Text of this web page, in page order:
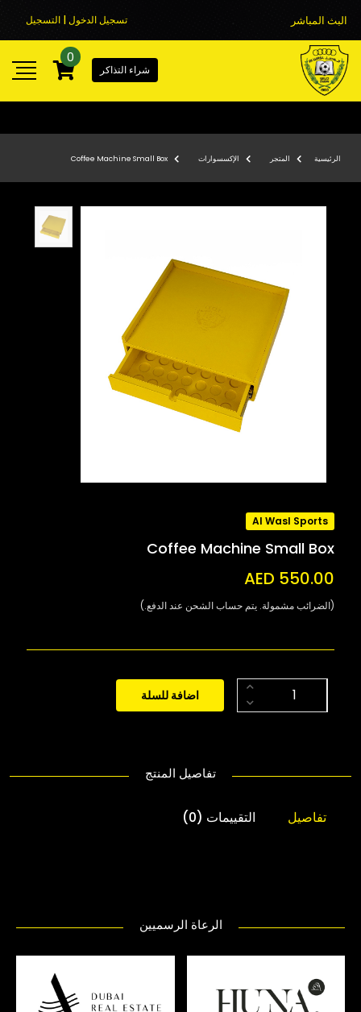
البث المباشر تسجيل الدخول | التسجيل
شراء التذاكر
0
الرئيسية المتجر الإكسسوارات Coffee Machine Small Box
Al Wasl Sports
Coffee Machine Small Box
AED 550.00
(الضرائب مشمولة. يتم حساب الشحن عند الدفع.)
اضافة للسلة
تفاصيل المنتج
تفاصيل التقييمات (0)
الرعاة الرسميين